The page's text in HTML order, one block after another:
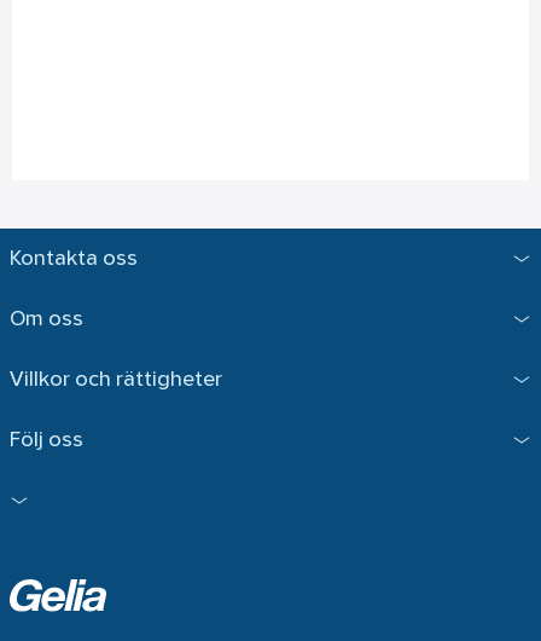
Kontakta oss
Om oss
Villkor och rättigheter
Följ oss